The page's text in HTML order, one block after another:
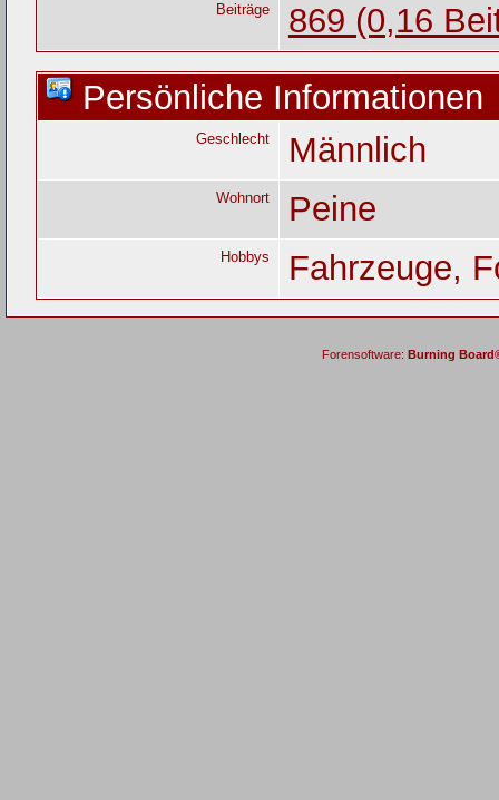
Beiträge
869 (0,16
Persönliche Informationen
Geschlecht Männlich
Wohnort Peine
Hobbys Fahrzeuge,
Forensoftware: Burning